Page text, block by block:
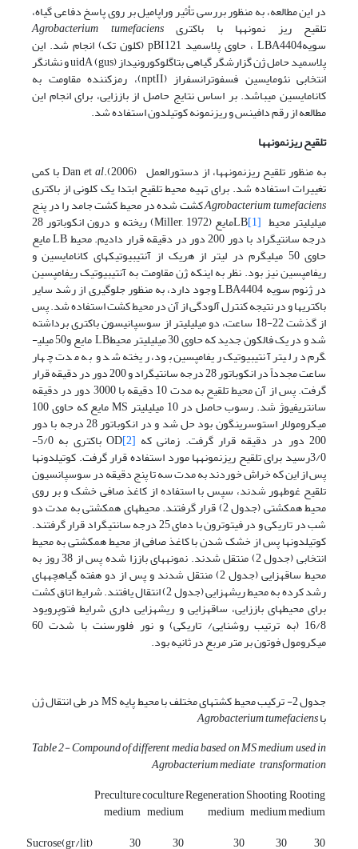
در این مطالعه، به منظور بررسی تأثیر وراپامیل بر روی پاسخ دفاعی گیاه،
تلقیح ریز نمونه­ها با باکتریAgrobacterium tumefaciens
سویهLBA4404 ، حاوی پلاسمید pBI121 (کلون تک) انجام شد. این
پلاسمید حامل ژن گزارشگر گیاهی بتاگلوکورونیداز (gus) uidA و نشانگر
انتخابی نئومایسین فسفوترانسفراز (nptII)، رمزکننده مقاومت به
کانامایسین می­باشد. بر اساس نتایج حاصل از باززایی، برای انجام این
مطالعه از رقم دافینس و ریزنمونه کوتیلدون استفاده شد.
تلقیح ریزنمونه­ها
به منظور تلقیح ریزنمونه­ها، از دستورالعمل Dan
etal .(2006) با کمی
تغییرات استفاده شد. برای تهیه محیط تلقیح ابتدا یک کلونی از باکتری
Agrobacterium tumefaciensکشت شده در محیط کشت جامد را در پنج
میلی­لیتر محیط LB [1] مایع (Miller, 1972) ریخته و درون انکوباتور 28
درجه سانتی­گراد با دور 200 دور در دقیقه قرار دادیم. محیط LB مایع
حاوی 50 میلی­گرم در لیتر از هریک از آنتی­بیوتیک­های کانامایسین و
ریفامپسین نیز بود. نظر به اینکه ژن مقاومت به آنتی­بیوتیک ریفامپسین
در ژنوم سویه LBA4404 وجود دارد، به منظور جلوگیری از رشد سایر
باکتری­ها و در نتیجه کنترل آلودگی از آن در محیط کشت استفاده ­شد. پس
از گذشت 22-18 ساعت، دو میلی­لیتر از سوسپانیسون باکتری برداشته
شد و در یک فالکون جدید که حاوی 30 میلی­لیتر محیطLB مایع و50 میلی­
گرم در لیتر آنتی­بیوتیک ریفامپسین بود، ریخته شد و به مدت چهار
ساعت مجدداً در انکوباتور 28 درجه سانتی­گراد و 200 دور در دقیقه قرار
گرفت. پس از آن محیط تلقیح به مدت 10 دقیقه با 3000 دور در دقیقه
سانتریفیوژ شد. رسوب حاصل در 10 میلی­لیتر MS مایع که حاوی 100
میکرومولار استوسرینگون بود حل شد و در انکوباتور 28 درجه با دور
200 دور در دقیقه قرار گرفت. زمانی که [2] OD باکتری به 5/0-
3/0رسید برای تلقیح ریزنمونه­ها مورد استفاده قرار گرفت. کوتیلدون­ها
پس از این که خراش خوردند به مدت سه تا پنج دقیقه در سوسپانسیون
تلقیح غوطه­ور شدند، سپس با استفاده از کاغذ صافی خشک و بر روی
محیط هم­کشتی (جدول 2) قرار گرفتند. محیط­های هم­کشتی به مدت دو
شب در تاریکی و در فیتوترون با دمای 25 درجه سانتی­گراد قرار گرفتند.
کوتیلدون­ها پس از خشک شدن با کاغذ صافی از محیط هم­کشتی به محیط
انتخابی (جدول 2) منتقل شدند. نمونه­های باززا شده پس از 38 روز به
محیط ساقه­زایی (جدول 2) منتقل شدند و پس از دو هفته گیاهچه­های
رشد کرده به محیط ریشه­زایی (جدول 2) انتقال یافتند. شرایط اتاق کشت
برای محیط­های باززایی، ساقه­زایی و ریشه­زایی داری شرایط فتوپرویود
16/8 (به ترتیب روشنایی/ تاریکی) و نور فلورسنت با شدت 60
میکرومول فوتون بر متر مربع در ثانیه بود.
جدول 2- ترکیب محیط کشت­های مختلف با محیط پایه MS در طی انتقال ژن
باAgrobacterium tumefaciens
Table 2- Compound of different media based on MS medium used in
Agrobacterium mediate transformation
Rooting
medium
Shooting
medium
Regeneration
medium
coculture
medium
Preculture
medium
30
30
30
30
30
Sucrose(gr/lit)